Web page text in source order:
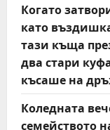
Когато
като
тази къща
два стари
късаше на
Коледната
семейството